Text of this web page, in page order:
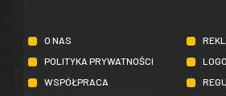
O NAS
POLITYKA PRYWATNOŚCI
WSPÓŁPRACA